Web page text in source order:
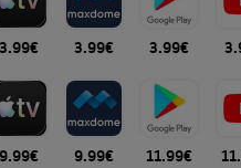
3.99€ 3.99€ 3.99€
9.99€ 9.99€ 11.99€